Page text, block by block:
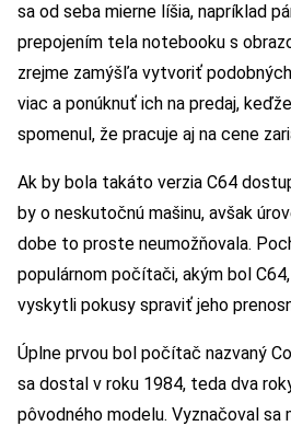
sa od seba mierne líšia, napríklad
prepojením tela notebooku s
zrejme zamýšľa vytvoriť
viac a ponúknuť ich na predaj,
spomenul, že pracuje aj na cene
Ak by bola takáto verzia C64
by o neskutočnú mašinu, avšak
dobe to proste neumožňovala.
populárnom počítači, akým bol
vyskytli pokusy spraviť jeho
Úplne prvou bol počítač nazvaný
sa dostal v roku 1984, teda dva
pôvodného modelu. Vyznačoval sa